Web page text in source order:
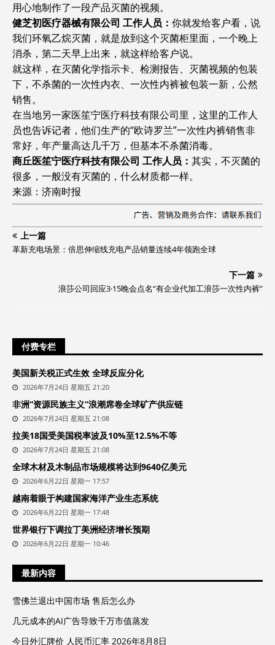
用心地制作了一段产品灭菌的视频。
健芝初医疗器械有限公司 工作人员： 你就发给客户看，说
我们环氧乙烷灭菌，就是放到这个灭菌柜里面，一个晚上
消杀，第二天早上出来，就这样给客户说。
就这样，在灭菌化学指示卡、检测报告、灭菌视频的包装
下，不杀菌的一次性内衣、一次性内裤被包装一新，公然
销售。
在当地另一家医笙宁医疗科技有限公司里，这里的工作人
员也告诉记者，他们生产的“欧诗罗兰”一次性内裤销售非
常好，年产量高达几千万，但基本不杀菌消毒。
商丘医笙宁医疗科技有限公司 工作人员： 其实，不灭菌的
很多，一般没有灭菌的，什么材质都一样。
来源：济南时报
上一篇
革新充电场景：倍思伸缩线充电产品销量连续4年领跑全球
下一篇
浪莎公司回应3·15晚会点名“有企业代加工浪莎一次性内裤”
付费专栏
美国新关税正式生效 全球反应分化
2026年7月24日 星期五 21:20
非洲“资源民族主义”浪潮席卷全球矿产供应链
2026年7月24日 星期五 21:08
拉美18国受美国税率波及10%至12.5%不等
2026年7月24日 星期五 21:08
全球木材及木制品市场规模将达到9640亿美元
2026年6月22日 星期一 17:57
越南着眼于构建国家海洋产业生态系统
2026年6月22日 星期一 17:48
世界银行下调拉丁美洲经济增长预期
2026年6月22日 星期一 10:46
最新内容
雪佛兰退出中国市场 售后怎么办
几元成本的AI广告导致千万市值蒸发
今日外汇牌价 人民币汇率 2026年8月8日